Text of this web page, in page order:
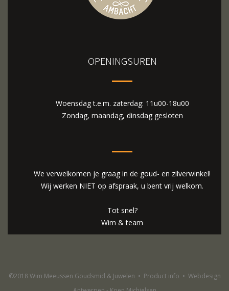
OPENINGSUREN
Woensdag t.e.m. zaterdag: 11u00-18u00
Zondag, maandag, dinsdag gesloten
We verwelkomen je graag in de goud- en zilverwinkel!
Wij werken NIET op afspraak, u bent vrij welkom.
Tot snel?
Wim & team
©2018 Wim Meeussen Goudsmid & Juwelen • Product info • Webdesign